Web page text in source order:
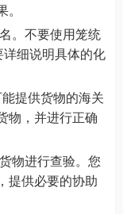
。不要使用笼统
详细说明具体的化
提供货物的海关
物，并进行正确
物进行查验。您
提供必要的协助